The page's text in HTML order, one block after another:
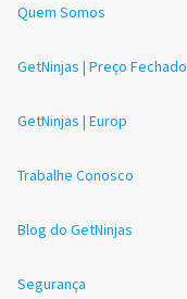
Quem Somos
GetNinjas | Preço Fechado
GetNinjas | Europ
Trabalhe Conosco
Blog do GetNinjas
Segurança